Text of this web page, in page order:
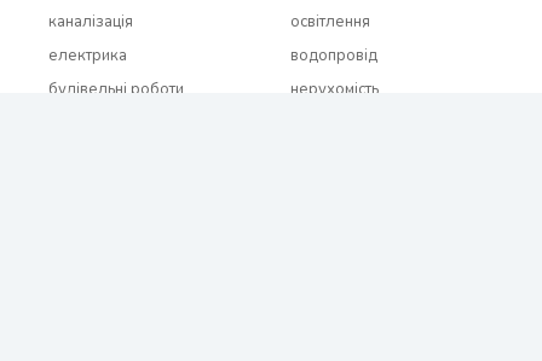
каналізація
електрика
будівельні роботи
освітлення
водопровід
нерухомість